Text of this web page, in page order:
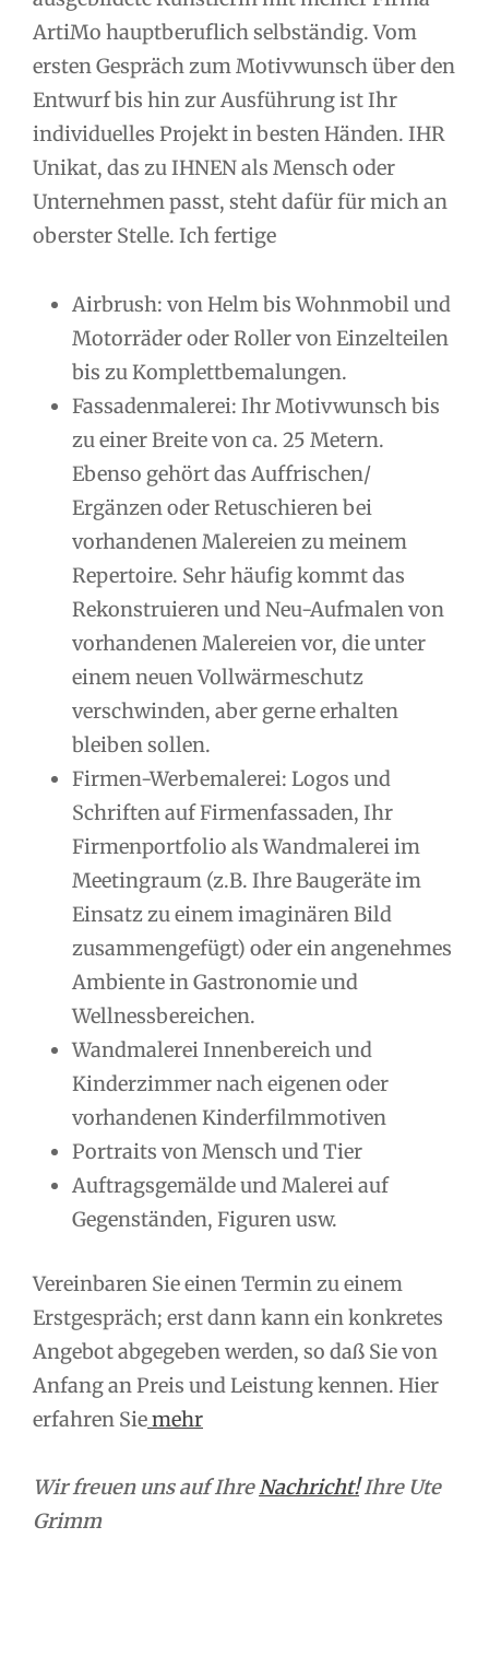
ArtiMo hauptberuflich selbständig. Vom
ersten Gespräch zum Motivwunsch über den
Entwurf bis hin zur Ausführung ist Ihr
individuelles Projekt in besten Händen. IHR
Unikat, das zu IHNEN als Mensch oder
Unternehmen passt, steht dafür für mich an
oberster Stelle. Ich fertige
Airbrush: von Helm bis Wohnmobil und
Motorräder oder Roller von Einzelteilen
bis zu Komplettbemalungen.
Fassadenmalerei: Ihr Motivwunsch bis
zu einer Breite von ca. 25 Metern.
Ebenso gehört das Auffrischen/
Ergänzen oder Retuschieren bei
vorhandenen Malereien zu meinem
Repertoire. Sehr häufig kommt das
Rekonstruieren und Neu-Aufmalen von
vorhandenen Malereien vor, die unter
einem neuen Vollwärmeschutz
verschwinden, aber gerne erhalten
bleiben sollen.
Firmen-Werbemalerei: Logos und
Schriften auf Firmenfassaden, Ihr
Firmenportfolio als Wandmalerei im
Meetingraum (z.B. Ihre Baugeräte im
Einsatz zu einem imaginären Bild
zusammengefügt) oder ein angenehmes
Ambiente in Gastronomie und
Wellnessbereichen.
Wandmalerei Innenbereich und
Kinderzimmer nach eigenen oder
vorhandenen Kinderfilmmotiven
Portraits von Mensch und Tier
Auftragsgemälde und Malerei auf
Gegenständen, Figuren usw.
Vereinbaren Sie einen Termin zu einem
Erstgespräch; erst dann kann ein konkretes
Angebot abgegeben werden, so daß Sie von
Anfang an Preis und Leistung kennen. Hier
erfahren Siemehr
Wir freuen uns auf IhreNachricht!Ihre Ute
Grimm